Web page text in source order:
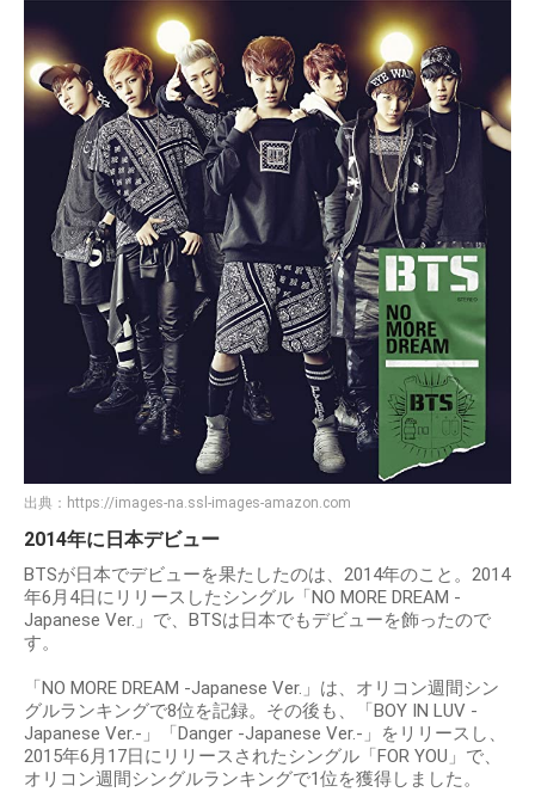
出典： https://images-na.ssl-images-amazon.com
2014年に日本デビュー
BTSが日本でデビューを果たしたのは、2014年のこと。2014
年6月4日にリリースしたシングル「NO MORE DREAM -
Japanese Ver.」で、BTSは日本でもデビューを飾ったので
す。
「NO MORE DREAM -Japanese Ver.」は、オリコン週間シン
グルランキングで8位を記録。その後も、「BOY IN LUV -
Japanese Ver.-」「Danger -Japanese Ver.-」をリリースし、
2015年6月17日にリリースされたシングル「FOR YOU」で、
オリコン週間シングルランキングで1位を獲得しました。